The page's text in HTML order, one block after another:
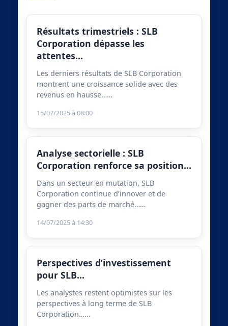
Résultats trimestriels : SLB
Corporation dépasse les
attentes…
Les derniers résultats de SLB Corporation
montrent une croissance solide avec des
revenus en hausse……
15/07/2025 à 08:00
Analyse sectorielle : SLB
Corporation renforce sa position…
Dans un secteur en mutation, SLB
Corporation continue d’innover et de
gagner des parts de marché……
14/07/2025 à 14:30
Perspectives d’investissement
pour SLB…
Les analystes restent optimistes sur les
perspectives à long terme de SLB
Corporation……